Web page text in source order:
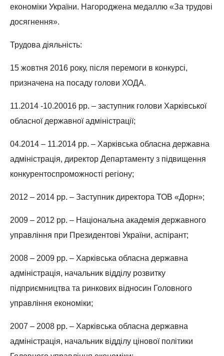
економіки України. Нагороджена медаллю «За трудові
досягнення».
Трудова діяльність:
15 жовтня 2016 року, після перемоги в конкурсі,
призначена на посаду голови ХОДА.
11.2014 -10.20016 рр. – заступник голови Харківської
обласної державної адміністрації;
04.2014 – 11.2014 рр. – Харківська обласна державна
адміністрація, директор Департаменту з підвищення
конкурентоспроможності регіону;
2012 – 2014 рр. – Заступник директора ТОВ «Дорн»;
2009 – 2012 рр. – Національна академія державного
управління при Президентові України, аспірант;
2008 – 2009 рр. – Харківська обласна державна
адміністрація, начальник відділу розвитку
підприємництва та ринкових відносин Головного
управління економіки;
2007 – 2008 рр. – Харківська обласна державна
адміністрація, начальник відділу цінової політики